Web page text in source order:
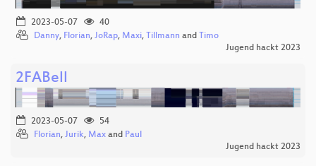
2023-05-07
40
Danny, Florian, JoRap, Maxi, Tillmann and Timo
Jugend hackt 2023
2FABell
2023-05-07
54
Florian, Jurik, Max and Paul
Jugend hackt 2023